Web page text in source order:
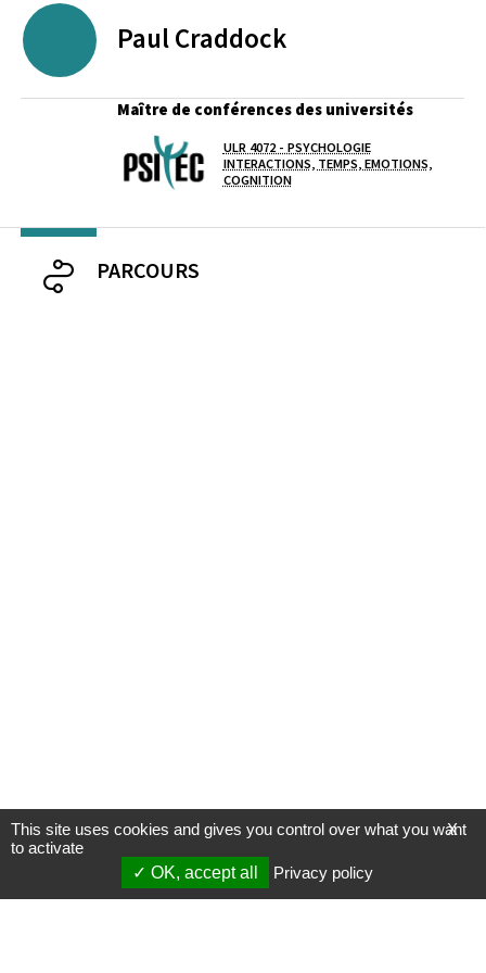
PaulCraddock
Maître de conférences des universités
Laboratoire / équipe
ULR 4072 - PSYCHOLOGIE
INTERACTIONS, TEMPS, EMOTIONS,
COGNITION
PARCOURS
X
This site uses cookies and gives you control over what you want
to activate
OK, accept all
Privacy policy